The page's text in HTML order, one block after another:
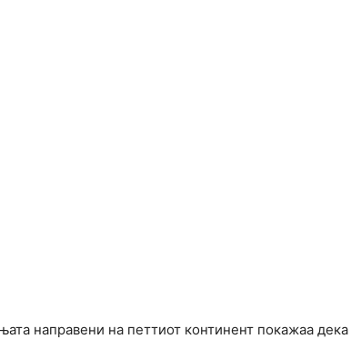
направени на петтиот континент покажаа